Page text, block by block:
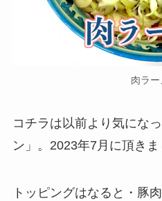
肉ラー
コチラは以前より気にな
ン」。2023年7月に頂きま
トッピングはなると・豚